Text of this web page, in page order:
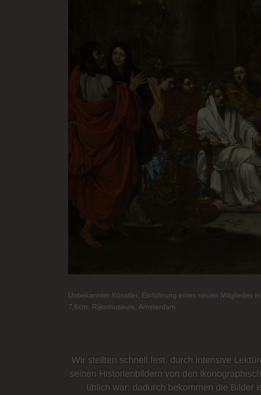
Unbekannter Künstler, Einführung eines neuen Mitgliedes
7,6cm, Rijksmuseum, Amsterdam
Wir stellten schnell fest, durch intensive
seinen Historienbildern von den
üblich war: dadurch bekommen die Bilder